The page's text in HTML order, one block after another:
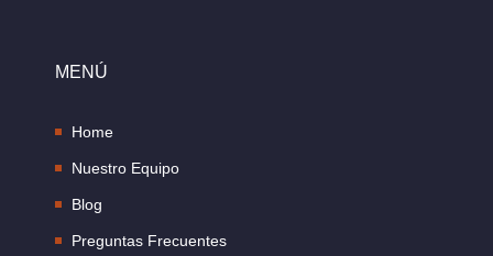
MENÚ
Home
Nuestro Equipo
Blog
Preguntas Frecuentes